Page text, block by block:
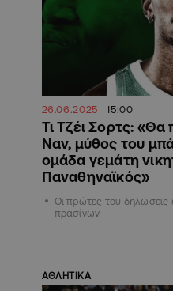
26.06.2025 15:00
Τι Τζέι Σορτς:
Ναν, μύθος του
ομάδα γεμάτη
Παναθηναϊκός»
Oι πρώτες του
πρασίνων
ΑΘΛΗΤΙΚΑ